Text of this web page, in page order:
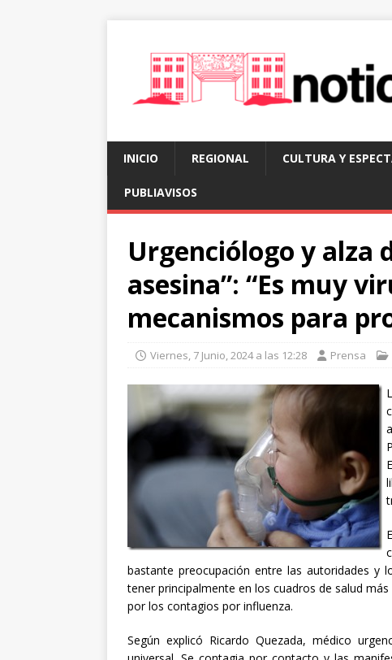
INICIO REGIONAL CULTURA Y
PUBLIAVISOS
Urgenciólogo y alza
asesina”: “Es muy
mecanismos para
Viernes, 7 Junio, 2024 a las 12:28 Prensa
bastante preocupación entre las autoridades y
tener principalmente en los cuadros de salud
por los contagios por influenza.
Según explicó Ricardo Quezada, médico